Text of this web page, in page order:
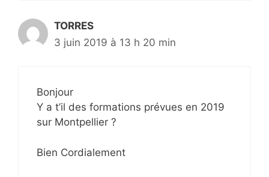
TORRES
3 juin 2019 à 13 h 20 min
Bonjour
Y a t’il des formations prévues en 2019
sur Montpellier ?
Bien Cordialement